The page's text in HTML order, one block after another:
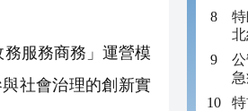
服務商務」運營模
社會治理的創新實
至